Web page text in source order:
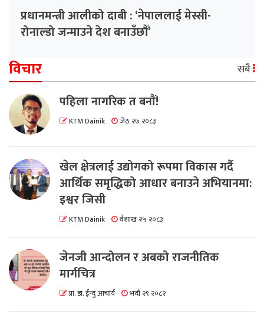
प्रधानमन्त्री आलीको दाबी : ‘नेपाललाई मेस्सी-
रोनाल्डो जन्माउने देश बनाउँछौँ’
विचार सबै
पहिला नागरिक त बनाैं!
KTM Dainik जेठ २७ २०८३
खेल क्षेत्रलाई उद्योगको रूपमा विकास गर्दै
आर्थिक समृद्धिको आधार बनाउने अभियानमा:
इश्वर जिसी
KTM Dainik वैशाख २५ २०८३
जेनजी आन्दोलन र अबको राजनीतिक
मार्गचित्र
प्रा. डा. ईन्दु आचार्य भदौ २९ २०८२